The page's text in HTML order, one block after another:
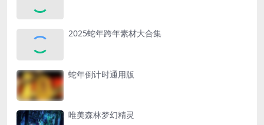
2025蛇年跨年素材大合集
蛇年倒计时通用版
唯美森林梦幻精灵